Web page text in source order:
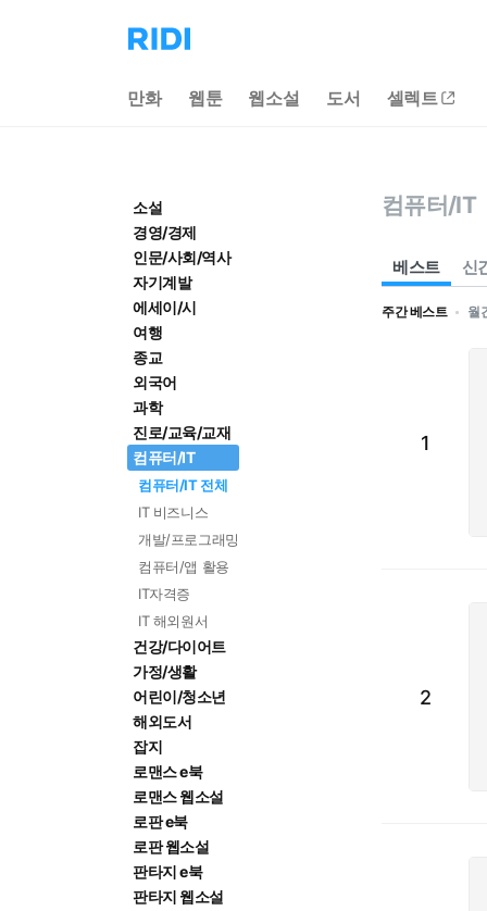
리
디
으
만화 웹툰 웹소설 도서 셀렉트
소설
경영/경제
인문/사회/역사
자기계발
에세이/시
여행
종교
외국어
과학
진로/교육/교재
컴퓨터/IT
컴퓨터/IT 전체
IT 비즈니스
개발/프로그래밍
컴퓨터/앱 활용
IT자격증
IT 해외원서
건강/다이어트
가정/생활
어린이/청소년
해외도서
잡지
로맨스 e북
로맨스 웹소설
로판 e북
로판 웹소설
판타지 e북
판타지 웹소설
컴퓨터/IT
베스트 신
주간 베스트 월
1
2